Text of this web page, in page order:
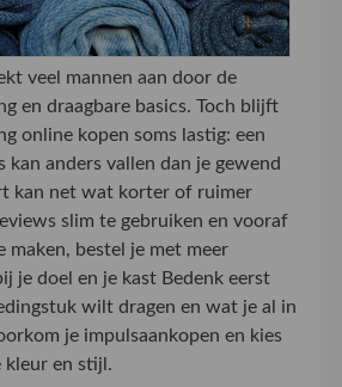
veel mannen aan door de
en draagbare basics. Toch blijft
online kopen soms lastig: een
kan anders vallen dan je gewend
kan net wat korter of ruimer
slim te gebruiken en vooraf
maken, bestel je met meer
je doel en je kast Bedenk eerst
wilt dragen en wat je al in
je impulsaankopen en kies
kleur en stijl.